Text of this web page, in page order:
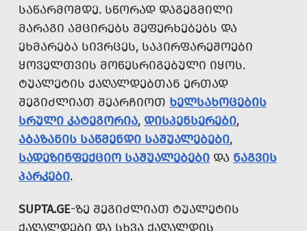
ᲡᲐᲬᲐᲠᲛᲝᲛᲓᲔ. ᲡᲬᲝᲠᲐᲓ ᲓᲐᲒᲔᲒᲛᲘᲚᲘ
ᲛᲐᲠᲐᲒᲘ ᲐᲛᲪᲘᲠᲔᲑᲡ ᲨᲔᲤᲔᲠᲮᲔᲑᲔᲑᲡ ᲓᲐ
ᲔᲮᲛᲐᲠᲔᲑᲐ ᲡᲘᲕᲠᲪᲔᲡ, ᲡᲐᲞᲘᲠᲤᲐᲠᲔᲨᲝᲔᲑᲘ
ᲧᲝᲕᲔᲚᲗᲕᲘᲡ ᲛᲝᲬᲔᲡᲠᲘᲒᲔᲑᲣᲚᲘ ᲘᲧᲝᲡ.
ᲢᲣᲐᲚᲔᲢᲘᲡ ᲥᲐᲦᲐᲚᲓᲔᲑᲗᲐᲜ ᲔᲠᲗᲐᲓ
ᲨᲔᲒᲘᲫᲚᲘᲐᲗ ᲨᲔᲐᲠᲩᲘᲝᲗ ᲮᲔᲚᲡᲐᲮᲝᲪᲔᲑᲘᲡ
ᲡᲠᲣᲚᲘ ᲙᲐᲢᲔᲒᲝᲠᲘᲐ, ᲓᲘᲡᲞᲔᲜᲡᲔᲠᲔᲑᲘ,
ᲐᲑᲐᲖᲐᲜᲘᲡ ᲡᲐᲬᲛᲔᲜᲓᲘ ᲡᲐᲨᲣᲐᲚᲔᲑᲔᲑᲘ,
ᲡᲐᲓᲔᲖᲘᲜᲤᲔᲥᲪᲘᲝ ᲡᲐᲨᲣᲐᲚᲔᲑᲔᲑᲘ ᲓᲐ ᲜᲐᲒᲕᲘᲡ
ᲞᲐᲠᲙᲔᲑᲘ.
SUPTA.GE-ᲖᲔ ᲨᲔᲒᲘᲫᲚᲘᲐᲗ ᲢᲣᲐᲚᲔᲢᲘᲡ
ᲥᲐᲦᲐᲚᲓᲔᲑᲘ ᲓᲐ ᲡᲮᲕᲐ ᲥᲐᲦᲐᲚᲓᲘᲡ